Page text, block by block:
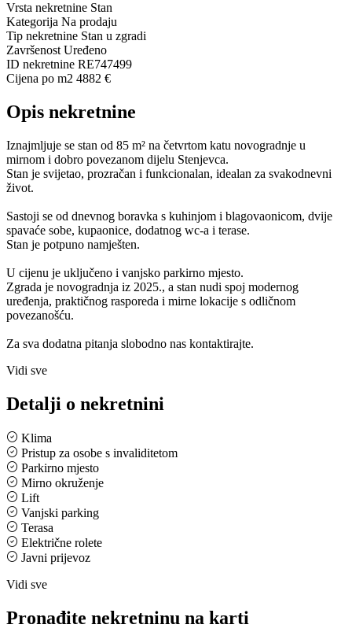
Vrsta nekretnine Stan
Kategorija Na prodaju
Tip nekretnine Stan u zgradi
Završenost Uređeno
ID nekretnine RE747499
Cijena po m2 4882 €
Opis nekretnine
Iznajmljuje se stan od 85 m² na četvrtom katu novogradnje u
mirnom i dobro povezanom dijelu Stenjevca.
Stan je svijetao, prozračan i funkcionalan, idealan za svakodnevni
život.
Sastoji se od dnevnog boravka s kuhinjom i blagovaonicom, dvije
spavaće sobe, kupaonice, dodatnog wc-a i terase.
Stan je potpuno namješten.
U cijenu je uključeno i vanjsko parkirno mjesto.
Zgrada je novogradnja iz 2025., a stan nudi spoj modernog
uređenja, praktičnog rasporeda i mirne lokacije s odličnom
povezanošću.
Za sva dodatna pitanja slobodno nas kontaktirajte.
Vidi sve
Detalji o nekretnini
Klima
Pristup za osobe s invaliditetom
Parkirno mjesto
Mirno okruženje
Lift
Vanjski parking
Terasa
Električne rolete
Javni prijevoz
Vidi sve
Pronađite nekretninu na karti